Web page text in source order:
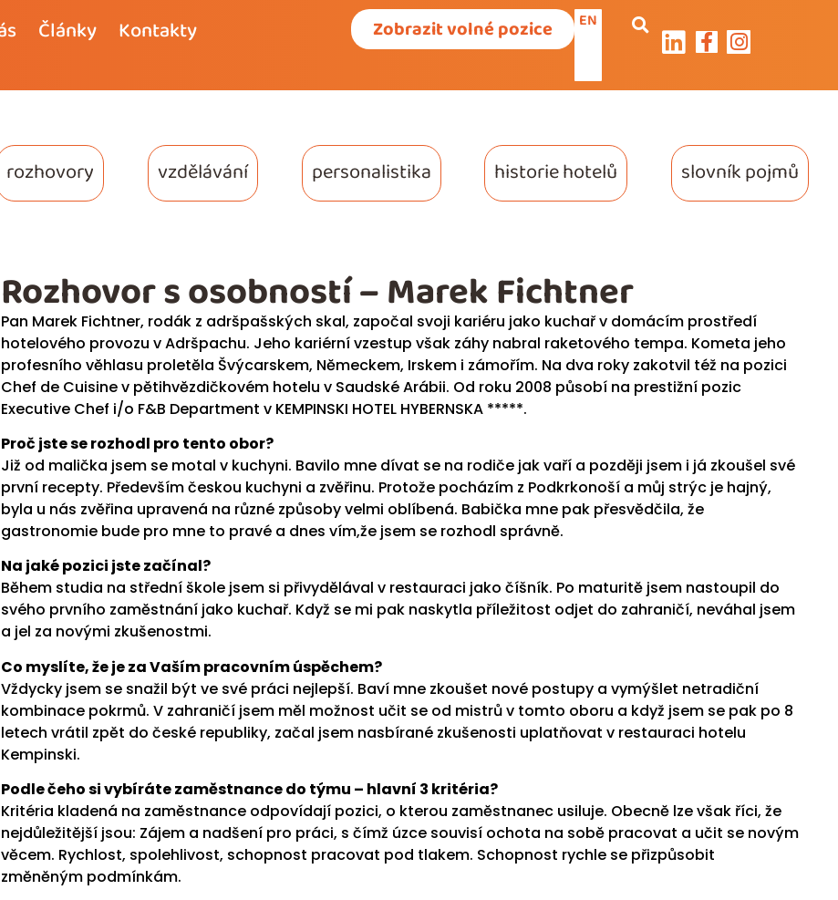
Články Kontakty Zobrazit volné pozice EN
rozhovory vzdělávání personalistika historie hotelů slovník pojmů
Pan Marek Fichtner, rodák z adršpašských skal, započal svoji kariéru jako kuchař v domácím prostředí
hotelového provozu v Adršpachu. Jeho kariérní vzestup však záhy nabral raketového tempa. Kometa jeho
profesního vĕhlasu proletĕla Švýcarskem, Nĕmeckem, Irskem i zámořím. Na dva roky zakotvil též na pozici
Chef de Cuisine v pĕtihvĕzdičkovém hotelu v Saudské Arábii. Od roku 2008 působí na prestižní pozic
Executive Chef i/o F&B Department v KEMPINSKI HOTEL HYBERNSKA *****.
Proč jste se rozhodl pro tento obor?
Již od malička jsem se motal v kuchyni. Bavilo mne dívat se na rodiče jak vaří a pozdĕji jsem i já zkoušel své
první recepty. Především českou kuchyni a zvĕřinu. Protože pocházím z Podkrkonoší a můj strýc je hajný,
byla u nás zvĕřina upravená na různé způsoby velmi oblíbená. Babička mne pak přesvĕdčila, že
gastronomie bude pro mne to pravé a dnes vím,že jsem se rozhodl správnĕ.
Na jaké pozici jste začínal?
Bĕhem studia na střední škole jsem si přivydĕlával v restauraci jako číšník. Po maturitĕ jsem nastoupil do
svého prvního zamĕstnání jako kuchař. Když se mi pak naskytla příležitost odjet do zahraničí, neváhal jsem
a jel za novými zkušenostmi.
Co myslíte, že je za Vaším pracovním úspĕchem?
Vždycky jsem se snažil být ve své práci nejlepší. Baví mne zkoušet nové postupy a vymýšlet netradiční
kombinace pokrmů. V zahraničí jsem mĕl možnost učit se od mistrů v tomto oboru a když jsem se pak po 8
letech vrátil zpĕt do české republiky, začal jsem nasbírané zkušenosti uplatňovat v restauraci hotelu
Kempinski.
Podle čeho si vybíráte zamĕstnance do týmu – hlavní 3 kritéria?
Kritéria kladená na zamĕstnance odpovídají pozici, o kterou zamĕstnanec usiluje. Obecnĕ lze však říci, že
nejdůležitĕjší jsou: Zájem a nadšení pro práci, s čímž úzce souvisí ochota na sobĕ pracovat a učit se novým
vĕcem. Rychlost, spolehlivost, schopnost pracovat pod tlakem. Schopnost rychle se přizpůsobit
zmĕnĕným podmínkám.
Rozhovor s osobností – Marek Fichtner